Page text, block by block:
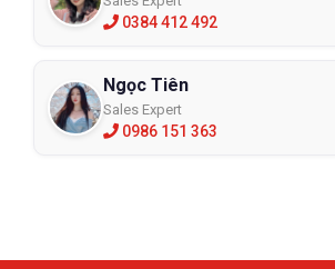
0384 412 492
Ngọc Tiên
Sales Expert
0986 151 363